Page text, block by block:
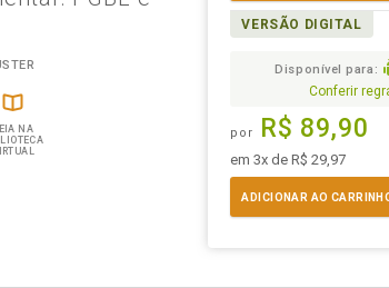
NA
VERSÃO DIGITAL
Disponível para:
Conferir
por R$ 89,90
em 3x de R$ 29,97
ADICIONAR AO